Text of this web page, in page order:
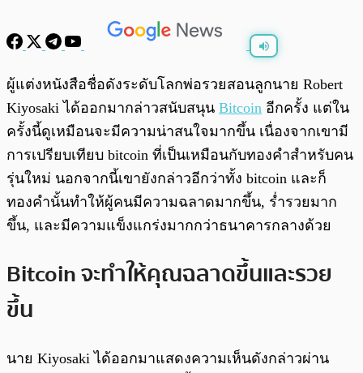
พร้อมเล่น
ผู้แต่งหนังสือชื่อดังระดับโลกพ่อรวยสอนลูกนาย Robert
Kiyosaki ได้ออกมากล่าวสนับสนุน Bitcoin อีกครั้ง แต่ใน
ครั้งนี้ดูเหมือนจะมีความน่าสนใจมากขึ้น เนื่องจากเขามี
การเปรียบเทียบ bitcoin ที่เป็นเหมือนกับทองคำสำหรับคน
รุ่นใหม่ นอกจากนี้เขายังกล่าวอีกว่าทั้ง bitcoin และก็
ทองคำนั้นทำให้ผู้คนมีความฉลาดมากขึ้น, ร่ำรวยมาก
ขึ้น, และมีความแข็งแกร่งมากกว่าธนาคารกลางด้วย
Bitcoin จะทำให้คุณฉลาดขึ้นและรวย
ขึ้น
นาย Kiyosaki ได้ออกมาแสดงความเห็นดังกล่าวผ่าน